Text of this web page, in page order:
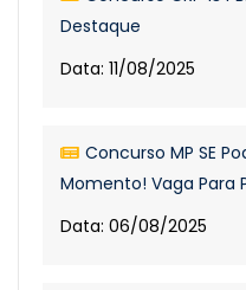
Destaque
Data: 11/08/2025
Concurso MP SE
Momento! Vaga Para
Data: 06/08/2025